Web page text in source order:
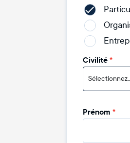
Civilité*
Prénom *